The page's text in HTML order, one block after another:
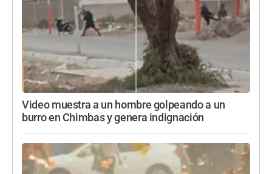
Video muestra a un hombre golpeando a un
burro en Chimbas y genera indignación